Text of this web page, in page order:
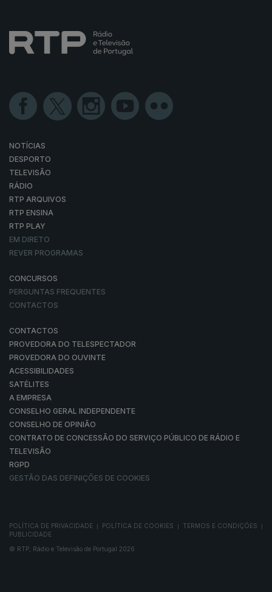
NOTÍCIAS
DESPORTO
TELEVISÃO
RÁDIO
RTP ARQUIVOS
RTP ENSINA
RTP PLAY
EM DIRETO
REVER PROGRAMAS
CONCURSOS
PERGUNTAS FREQUENTES
CONTACTOS
CONTACTOS
PROVEDORA DO TELESPECTADOR
PROVEDORA DO OUVINTE
ACESSIBILIDADES
SATÉLITES
A EMPRESA
CONSELHO GERAL INDEPENDENTE
CONSELHO DE OPINIÃO
CONTRATO DE CONCESSÃO DO SERVIÇO PÚBLICO DE RÁDIO E
TELEVISÃO
RGPD
GESTÃO DAS DEFINIÇÕES DE COOKIES
POLÍTICA DE PRIVACIDADE POLÍTICA DE COOKIES TERMOS E CONDIÇÕES
PUBLICIDADE
© RTP, Rádio e Televisão de Portugal 2026